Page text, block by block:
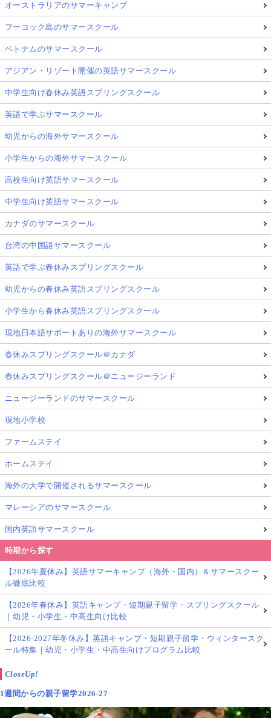
オーストラリアのサマーキャンプ
フーコック島のサマースクール
ベトナムのサマースクール
アジアン・リゾート開催の英語サマースクール
中学生向け春休み英語スプリングスクール
英語で学ぶサマースクール
幼児からの海外サマースクール
小学生からの海外サマースクール
高校生向け英語サマースクール
中学生向け英語サマースクール
カナダのサマースクール
台湾の中国語サマースクール
英語で学ぶ春休みスプリングスクール
幼児からの春休み英語スプリングスクール
小学生から春休み英語スプリングスクール
現地日本語サポートありの海外サマースクール
春休みスプリングスクール＠カナダ
春休みスプリングスクール＠ニュージーランド
ニュージーランドのサマースクール
現地小学校
ファームステイ
ホームステイ
海外の大学で開催されるサマースクール
マレーシアのサマースクール
国内英語サマースクール
時期から探す
【2026年夏休み】英語サマーキャンプ（海外・国内）＆サマースクー
ル徹底比較
【2026年春休み】英語キャンプ・短期親子留学・スプリングスクール
｜幼児・小学生・中高生向け比較
【2026-2027年冬休み】英語キャンプ・短期親子留学・ウィンタースク
ール特集｜幼児・小学生・中高生向けプログラム比較
CloseUp!
1週間からの親子留学2026-27